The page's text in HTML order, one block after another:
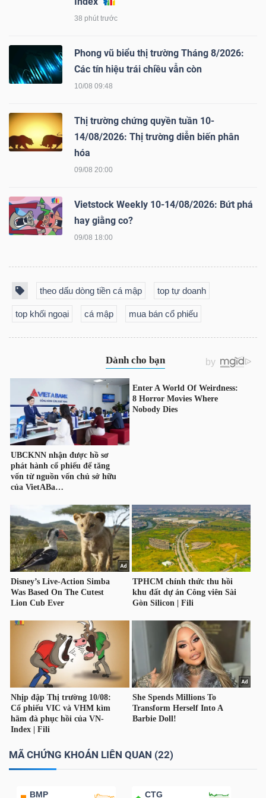
38 phút trước
Phong vũ biểu thị trường Tháng 8/2026:
Các tín hiệu trái chiều vẫn còn
10/08 09:48
Thị trường chứng quyền tuần 10-
14/08/2026: Thị trường diễn biến phân
hóa
09/08 20:00
Vietstock Weekly 10-14/08/2026: Bứt phá
hay giằng co?
09/08 18:00
theo dấu dòng tiền cá mập top tự doanh
top khối ngoại cá mập mua bán cổ phiếu
MÃ CHỨNG KHOÁN LIÊN QUAN (22)
BMP CTG
TIÊU
THIẾT
YẾU
CHĂM
SÓC
SỨC
CHÍNH
CÔNG
NGHỆ
THÔNG
TIN
DỊCH
VỤ
TRUYỀN
THÔNG
TIỆN
ÍCH